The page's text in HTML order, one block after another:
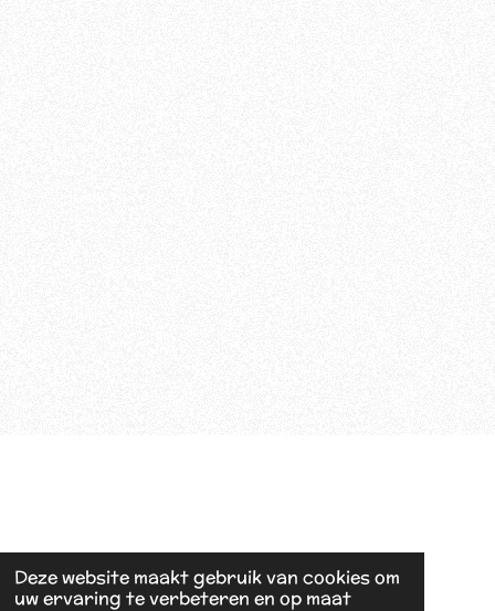
Deze website maakt gebruik van cookies om
uw ervaring te verbeteren en op maat